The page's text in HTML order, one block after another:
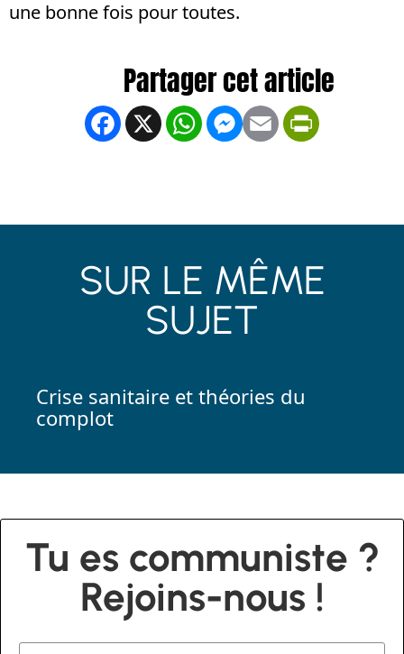
une bonne fois pour toutes.
Facebook
X WhatsApp
Messenger
Email
SUR LE MÊME
SUJET
Crise sanitaire et théories du
complot
Tu es communiste ?
Rejoins-nous !